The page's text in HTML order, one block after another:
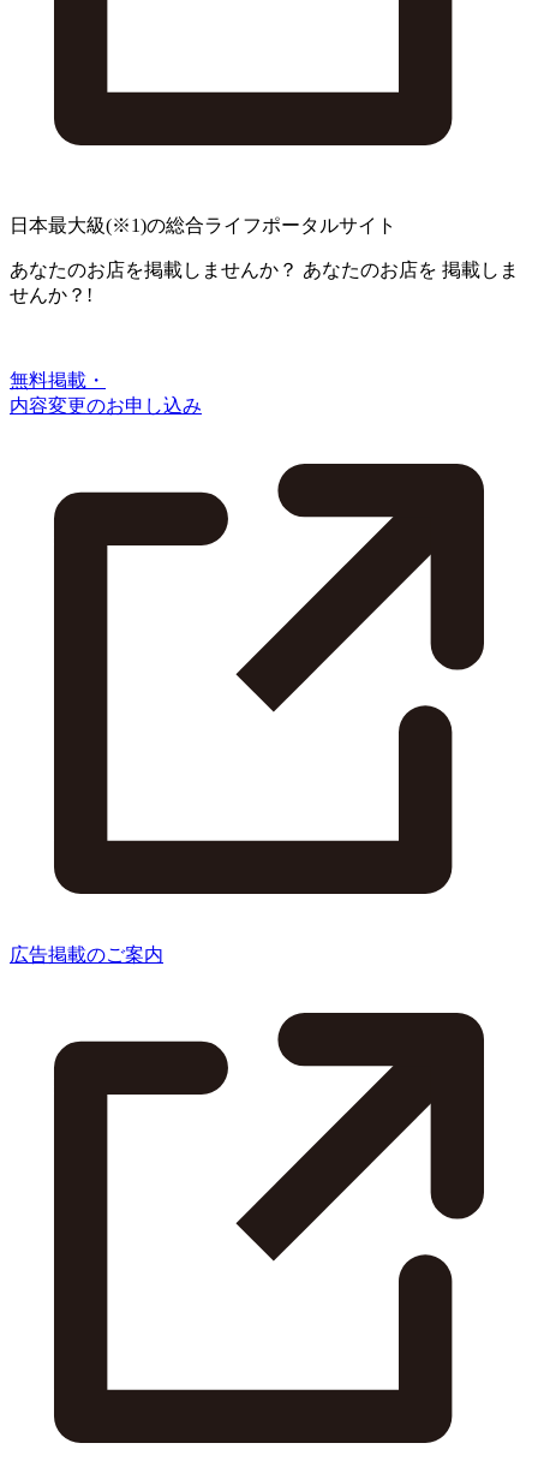
日本最大級(※1)の総合ライフポータルサイト
あなたのお店を掲載しませんか？ あなたのお店を 掲載しま
せんか？!
無料掲載・
内容変更のお申し込み
広告掲載のご案内